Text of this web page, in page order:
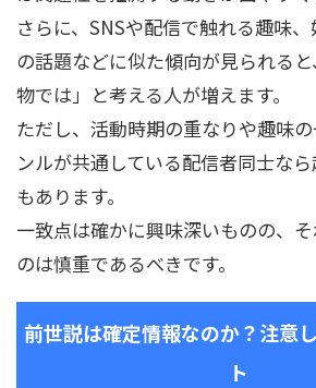
さらに、SNSや配信で触れる趣味
の話題などに似た傾向が見られる
物では」と考える人が増えます。
ただし、活動時期の重なりや趣味
ンルが共通している配信者同士な
もあります。
一致点は確かに興味深いものの、
のは慎重であるべきです。
前世説は確定情報なのか？注意
ト